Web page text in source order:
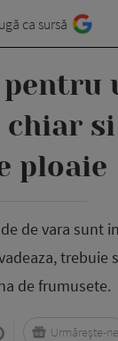
ca sursă
chiar
ploaie
de vara sunt
trebuie
de frumusete.
Urmărește-ne